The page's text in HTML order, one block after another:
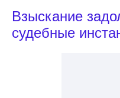
Взыскание
судебные